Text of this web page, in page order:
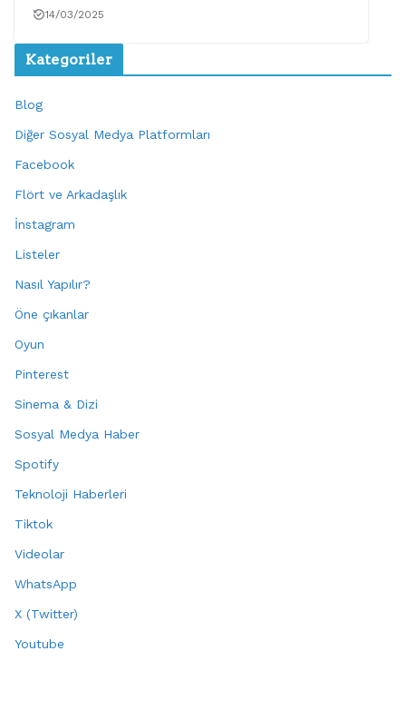
14/03/2025
Kategoriler
Blog
Diğer Sosyal Medya Platformları
Facebook
Flört ve Arkadaşlık
İnstagram
Listeler
Nasıl Yapılır?
Öne çıkanlar
Oyun
Pinterest
Sinema & Dizi
Sosyal Medya Haber
Spotify
Teknoloji Haberleri
Tiktok
Videolar
WhatsApp
X (Twitter)
Youtube